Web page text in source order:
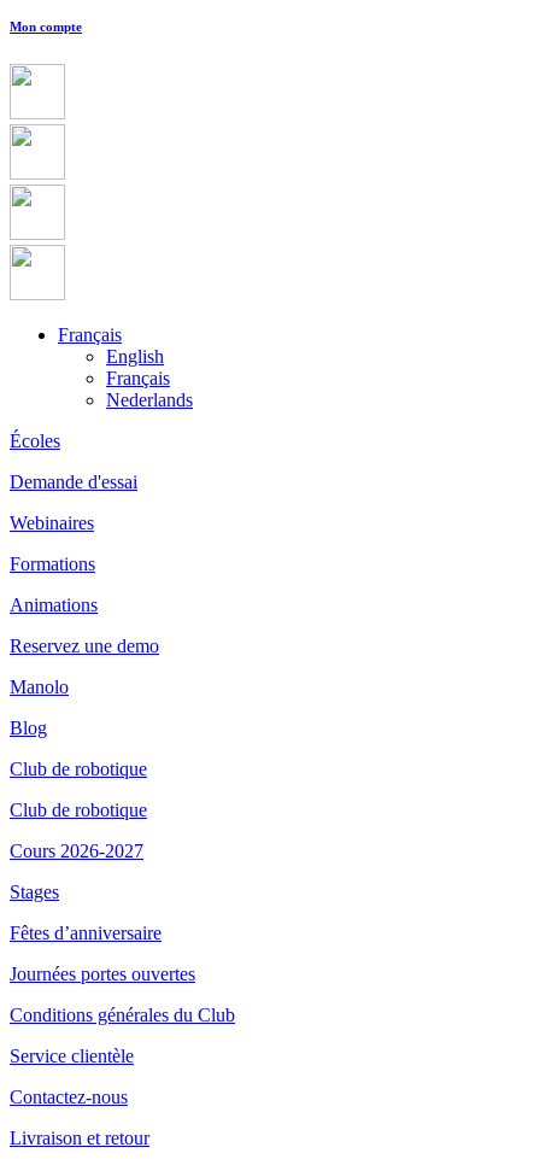
Mon compte
Français
English
Français
Nederlands
Écoles
Demande d'essai
Webinaires
Formations
Animations
Reservez une demo
Manolo
Blog
Club de robotique
Club de robotique
Cours 2026-2027
Stages
Fêtes d’anniversaire
Journées portes ouvertes
Conditions générales du Club
Service clientèle
Contactez-nous
Livraison et retour